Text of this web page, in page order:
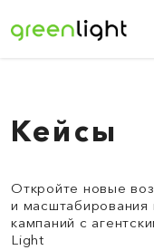
Кейсы
Откройте новые
и масштабирования
кампаний с
Light